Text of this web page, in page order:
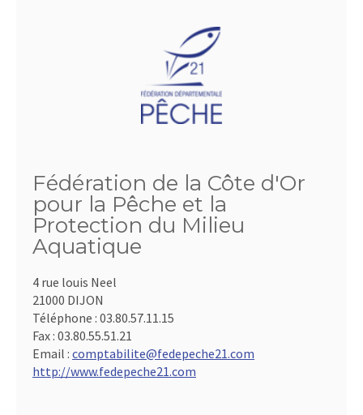
Fédération de la Côte d'Or
pour la Pêche et la
Protection du Milieu
Aquatique
4 rue louis Neel
21000 DIJON
Téléphone : 03.80.57.11.15
Fax : 03.80.55.51.21
Email : comptabilite@fedepeche21.com
http://www.fedepeche21.com